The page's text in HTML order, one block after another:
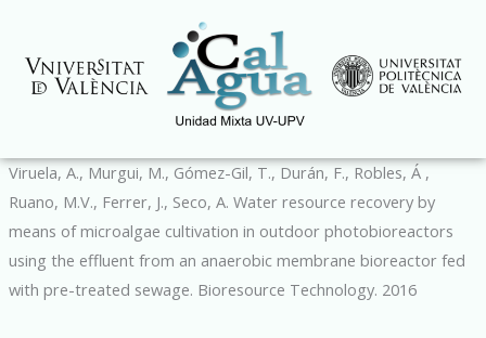
contenido
Viruela, A., Murgui, M., Gómez-Gil, T., Durán, F., Robles, Á ,
Ruano, M.V., Ferrer, J., Seco, A. Water resource recovery by
means of microalgae cultivation in outdoor photobioreactors
using the effluent from an anaerobic membrane bioreactor fed
with pre-treated sewage. Bioresource Technology. 2016